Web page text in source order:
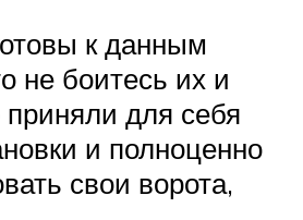
к данным
не боитесь их и
приняли для себя
и полноценно
свои ворота,